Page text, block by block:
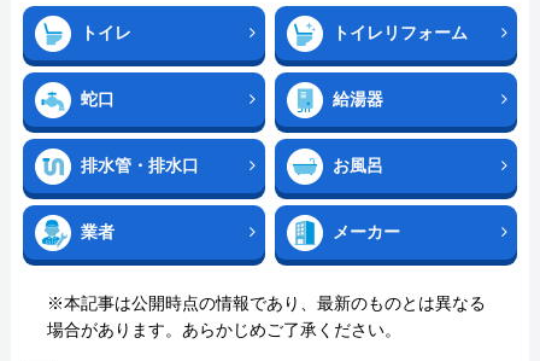
トイレ トイレリフォーム
蛇口 給湯器
排水管・排水口 お風呂
業者 メーカー
※本記事は公開時点の情報であり、最新のものとは異なる
場合があります。あらかじめご了承ください。